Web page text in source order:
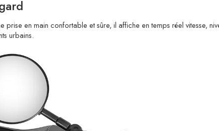
prise en main confortable et sûre, il affiche en temps réel vitesse,
urbains.